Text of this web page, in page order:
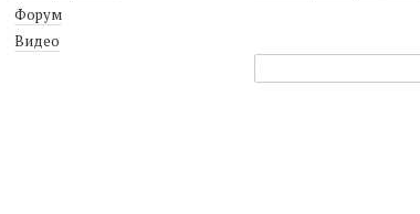
Форум
Видео